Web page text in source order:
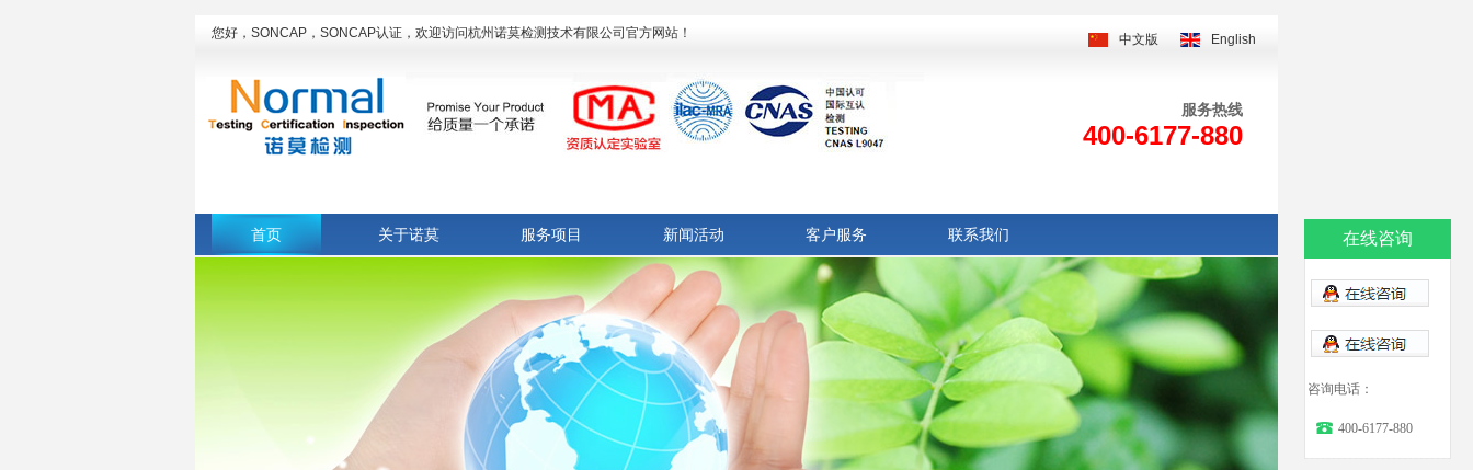
您好，SONCAP，SONCAP认证，欢迎访问杭州诺莫检测技术有限公司官方网站！ 中文版 English
服务热线
400-6177-880
首页 关于诺莫 服务项目 新闻活动 客户服务 联系我们 在线咨询
咨询电话：
400-6177-880